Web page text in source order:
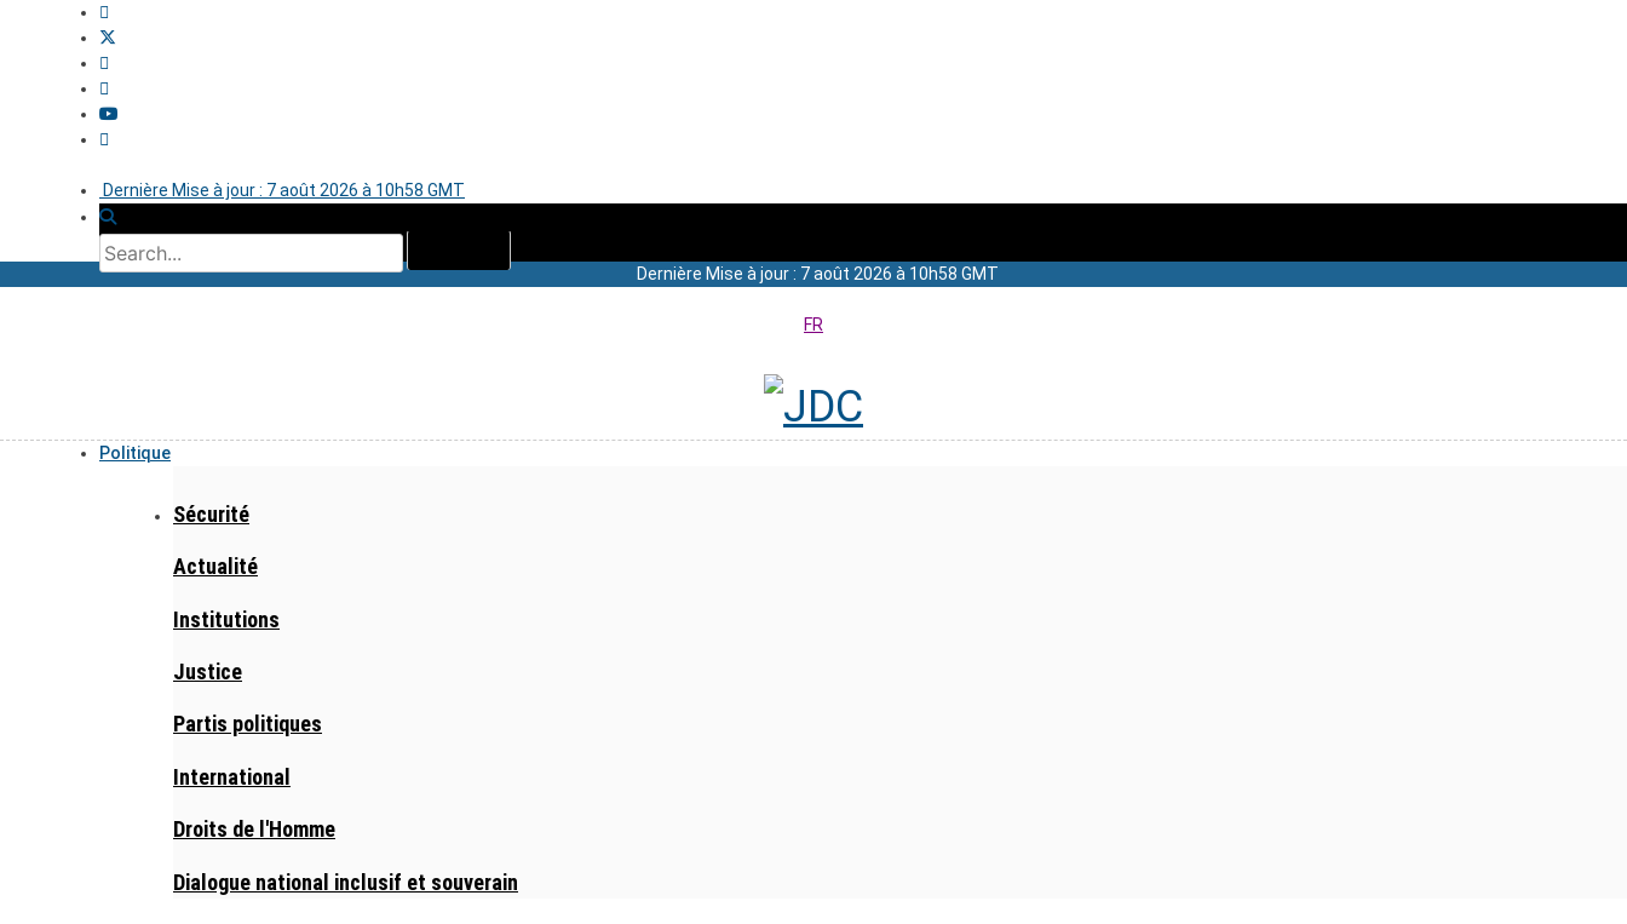
Dernière Mise à jour : 7 août 2026 à 10h58 GMT
Dernière Mise à jour : 7 août 2026 à 10h58 GMT
FR
Politique
Sécurité
Actualité
Institutions
Justice
Partis politiques
International
Droits de l'Homme
Dialogue national inclusif et souverain